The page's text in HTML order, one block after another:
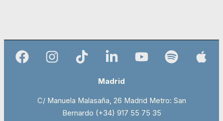
Madrid
C/ Manuela Malasaña, 26 Madrid Metro: San
Bernardo (+34) 917 55 75 35